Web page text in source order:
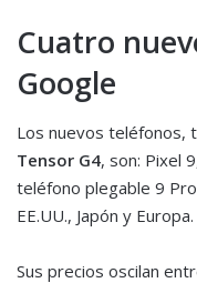
Cuatro
Google
Los nuevos teléfonos,
Tensor G4, son: Pixel
teléfono plegable 9
EE.UU., Japón y Europa.
Sus precios oscilan